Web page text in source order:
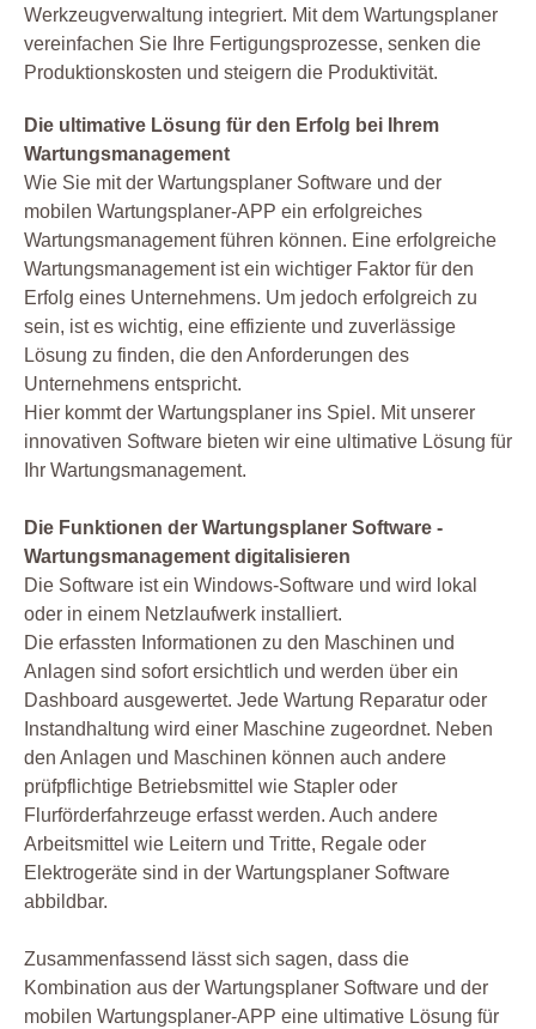
Werkzeugverwaltung integriert. Mit dem Wartungsplaner
vereinfachen Sie Ihre Fertigungsprozesse, senken die
Produktionskosten und steigern die Produktivität.
Die ultimative Lösung für den Erfolg bei Ihrem
Wartungsmanagement
Wie Sie mit der Wartungsplaner Software und der
mobilen Wartungsplaner-APP ein erfolgreiches
Wartungsmanagement führen können. Eine erfolgreiche
Wartungsmanagement ist ein wichtiger Faktor für den
Erfolg eines Unternehmens. Um jedoch erfolgreich zu
sein, ist es wichtig, eine effiziente und zuverlässige
Lösung zu finden, die den Anforderungen des
Unternehmens entspricht.
Hier kommt der Wartungsplaner ins Spiel. Mit unserer
innovativen Software bieten wir eine ultimative Lösung für
Ihr Wartungsmanagement.
Die Funktionen der Wartungsplaner Software -
Wartungsmanagement digitalisieren
Die Software ist ein Windows-Software und wird lokal
oder in einem Netzlaufwerk installiert.
Die erfassten Informationen zu den Maschinen und
Anlagen sind sofort ersichtlich und werden über ein
Dashboard ausgewertet. Jede Wartung Reparatur oder
Instandhaltung wird einer Maschine zugeordnet. Neben
den Anlagen und Maschinen können auch andere
prüfpflichtige Betriebsmittel wie Stapler oder
Flurförderfahrzeuge erfasst werden. Auch andere
Arbeitsmittel wie Leitern und Tritte, Regale oder
Elektrogeräte sind in der Wartungsplaner Software
abbildbar.
Zusammenfassend lässt sich sagen, dass die
Kombination aus der Wartungsplaner Software und der
mobilen Wartungsplaner-APP eine ultimative Lösung für